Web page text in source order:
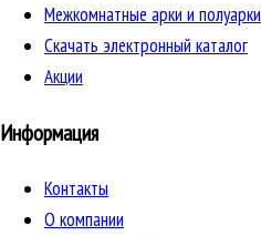
Межкомнатные арки и полуарки
Скачать электронный каталог
Акции
Информация
Контакты
О компании